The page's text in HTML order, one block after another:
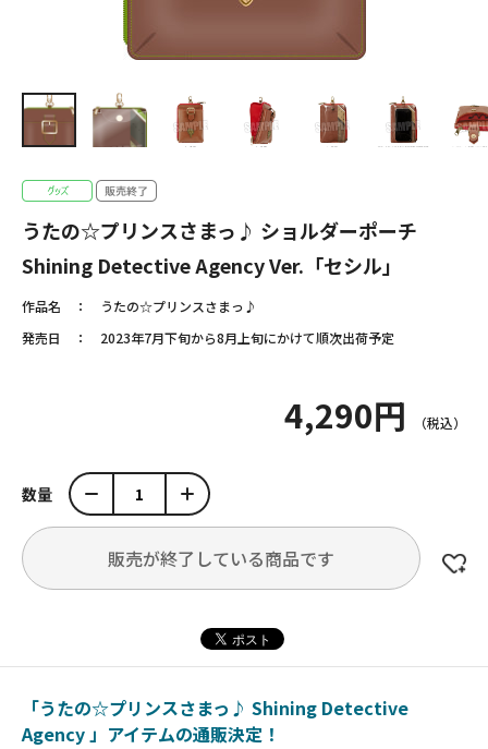
うたの☆プリンスさまっ♪ ショルダーポーチ
Shining Detective Agency Ver.「セシル」
作品名
うたの☆プリンスさまっ♪
発売日
2023年7月下旬から8月上旬にかけて順次出荷予定
4,290円
数量
販売が終了している商品です
「うたの☆プリンスさまっ♪ Shining Detective
Agency 」アイテムの通販決定！